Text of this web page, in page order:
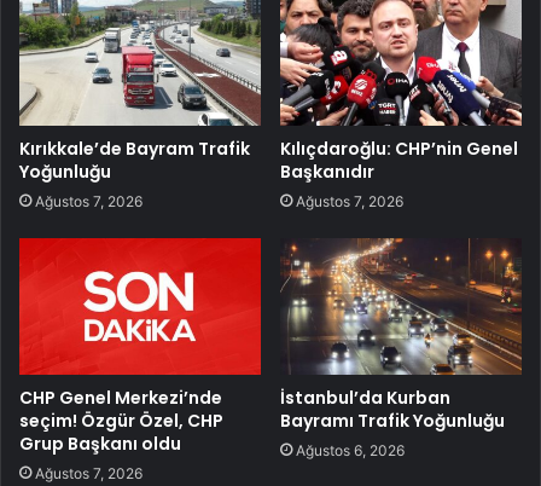
Kırıkkale’de Bayram Trafik
Yoğunluğu
Ağustos 7, 2026
Kılıçdaroğlu: CHP’nin Genel
Başkanıdır
Ağustos 7, 2026
CHP Genel Merkezi’nde
seçim! Özgür Özel, CHP
Grup Başkanı oldu
Ağustos 7, 2026
İstanbul’da Kurban
Bayramı Trafik Yoğunluğu
Ağustos 6, 2026